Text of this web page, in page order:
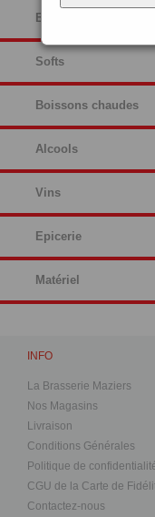
Bières
Softs
Boissons chaudes
Alcools
Vins
Epicerie
Matériel
INFO
La Brasserie Maziers
Nos Magasins
Livraison
Conditions Générales
Politique de
CGU de la Carte de
Contactez-nous